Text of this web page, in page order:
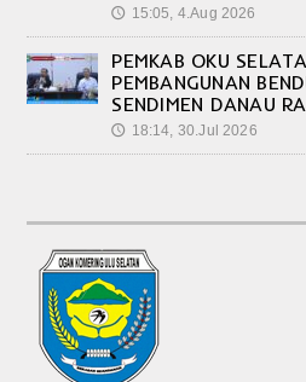
🕔 15:05, 4.Aug 2026
PEMKAB OKU
PEMBANGUNAN
SENDIMEN DANAU
🕔 18:14, 30.Jul 2026